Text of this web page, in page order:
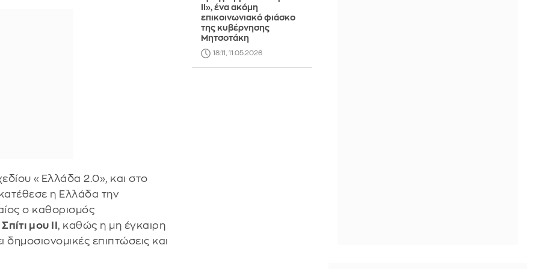
«Ελλάδα 2.0», και στο
η Ελλάδα την
ο καθορισμός
Σπίτι μου ΙΙ , καθώς η μη έγκαιρη
επιπτώσεις και
ΙΙ», ένα ακόμη
επικοινωνιακό φιάσκο
της κυβέρνησης
Μητσοτάκη
18:11, 11.05.2026